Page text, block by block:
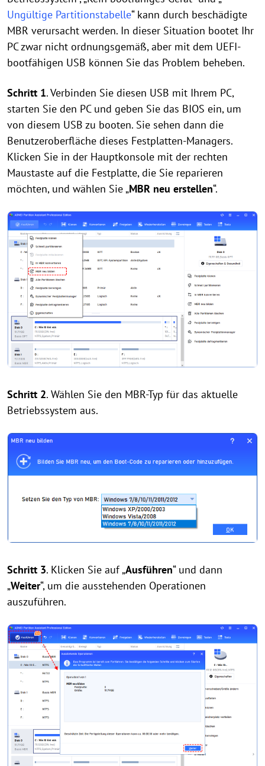
Ungültige Partitionstabelle“ kann durch beschädigte
MBR verursacht werden. In dieser Situation bootet Ihr
PC zwar nicht ordnungsgemäß, aber mit dem UEFI-
bootfähigen USB können Sie das Problem beheben.
Schritt 1. Verbinden Sie diesen USB mit Ihrem PC,
starten Sie den PC und geben Sie das BIOS ein, um
von diesem USB zu booten. Sie sehen dann die
Benutzeroberfläche dieses Festplatten-Managers.
Klicken Sie in der Hauptkonsole mit der rechten
Maustaste auf die Festplatte, die Sie reparieren
möchten, und wählen Sie „MBR neu erstellen“.
Schritt 2. Wählen Sie den MBR-Typ für das aktuelle
Betriebssystem aus.
Schritt 3. Klicken Sie auf „Ausführen“ und dann
„Weiter“, um die ausstehenden Operationen
auszuführen.